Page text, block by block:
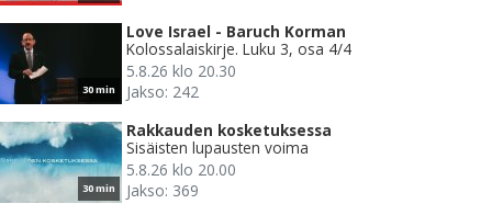
30 min
Love Israel - Baruch Korman
Kolossalaiskirje. Luku 3, osa 4/4
5.8.26 klo 20.30
Jakso: 242
30 min
Rakkauden kosketuksessa
Sisäisten lupausten voima
5.8.26 klo 20.00
Jakso: 369